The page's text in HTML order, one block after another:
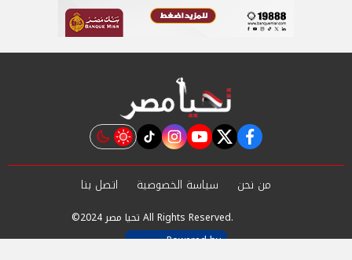
facebook
twitter
youtube
instagram
tiktok
من نحن سياسة الخصوصية اتصل بنا
©2024 تحيا مصر All Rights Reserved.
Powered by